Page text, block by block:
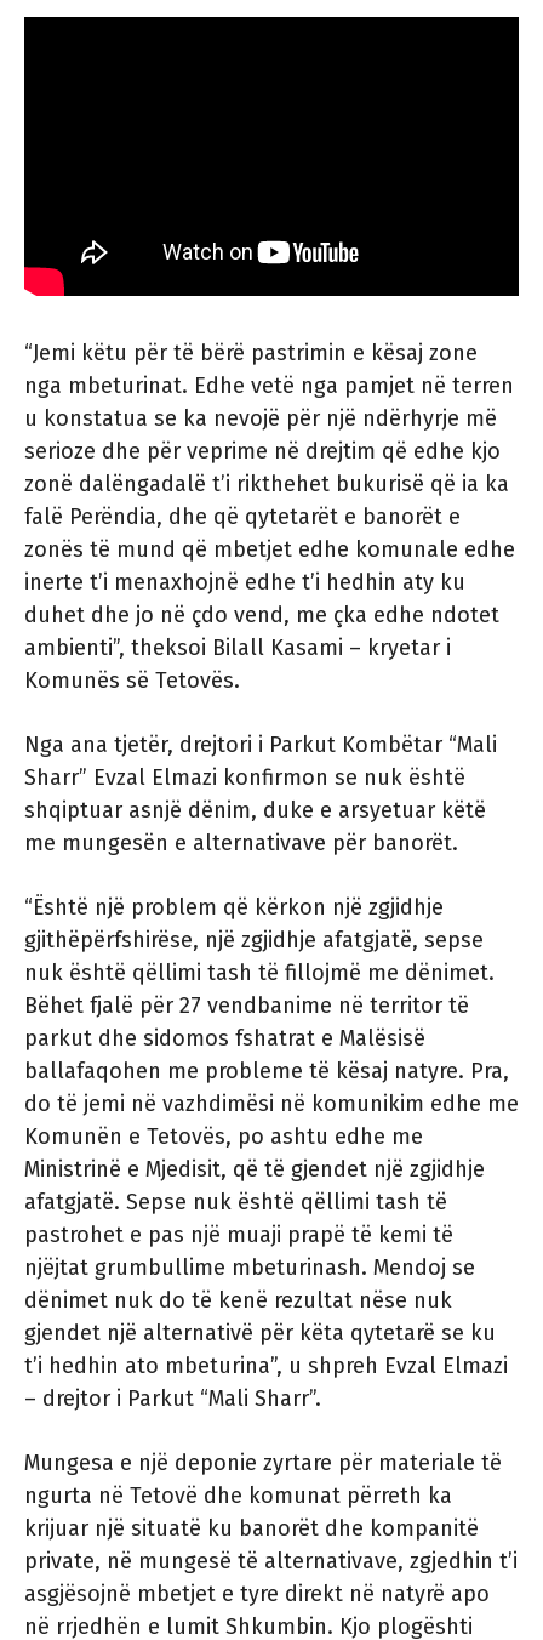
“Jemi këtu për të bërë pastrimin e kësaj zone
nga mbeturinat. Edhe vetë nga pamjet në terren
u konstatua se ka nevojë për një ndërhyrje më
serioze dhe për veprime në drejtim që edhe kjo
zonë dalëngadalë t’i rikthehet bukurisë që ia ka
falë Perëndia, dhe që qytetarët e banorët e
zonës të mund që mbetjet edhe komunale edhe
inerte t’i menaxhojnë edhe t’i hedhin aty ku
duhet dhe jo në çdo vend, me çka edhe ndotet
ambienti”, theksoi Bilall Kasami – kryetar i
Komunës së Tetovës.
Nga ana tjetër, drejtori i Parkut Kombëtar “Mali
Sharr” Evzal Elmazi konfirmon se nuk është
shqiptuar asnjë dënim, duke e arsyetuar këtë
me mungesën e alternativave për banorët.
“Është një problem që kërkon një zgjidhje
gjithëpërfshirëse, një zgjidhje afatgjatë, sepse
nuk është qëllimi tash të fillojmë me dënimet.
Bëhet fjalë për 27 vendbanime në territor të
parkut dhe sidomos fshatrat e Malësisë
ballafaqohen me probleme të kësaj natyre. Pra,
do të jemi në vazhdimësi në komunikim edhe me
Komunën e Tetovës, po ashtu edhe me
Ministrinë e Mjedisit, që të gjendet një zgjidhje
afatgjatë. Sepse nuk është qëllimi tash të
pastrohet e pas një muaji prapë të kemi të
njëjtat grumbullime mbeturinash. Mendoj se
dënimet nuk do të kenë rezultat nëse nuk
gjendet një alternativë për këta qytetarë se ku
t’i hedhin ato mbeturina”, u shpreh Evzal Elmazi
– drejtor i Parkut “Mali Sharr”.
Mungesa e një deponie zyrtare për materiale të
ngurta në Tetovë dhe komunat përreth ka
krijuar një situatë ku banorët dhe kompanitë
private, në mungesë të alternativave, zgjedhin t’i
asgjësojnë mbetjet e tyre direkt në natyrë apo
në rrjedhën e lumit Shkumbin. Kjo plogështi